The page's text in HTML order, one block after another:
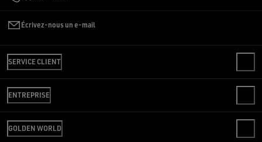
Écrivez-nous un e-mail
SERVICE CLIENT
FAQ
VÉRIFIER VOTRE COMMANDE
LIVRAISON
RETOURS
ENTREPRISE
CODE ÉTHIQUE
GOLDEN WORLD